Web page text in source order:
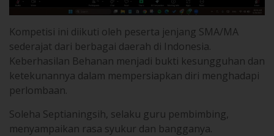
Kompetisi ini diikuti oleh peserta jenjang SMA/MA
sederajat dari berbagai daerah di Indonesia.
Keberhasilan Behanan menjadi bukti kesungguhan dan
ketekunannya dalam mempersiapkan diri menghadapi
perlombaan.
Soleha Septianingsih, selaku guru pembimbing,
menyampaikan rasa syukur dan bangganya.